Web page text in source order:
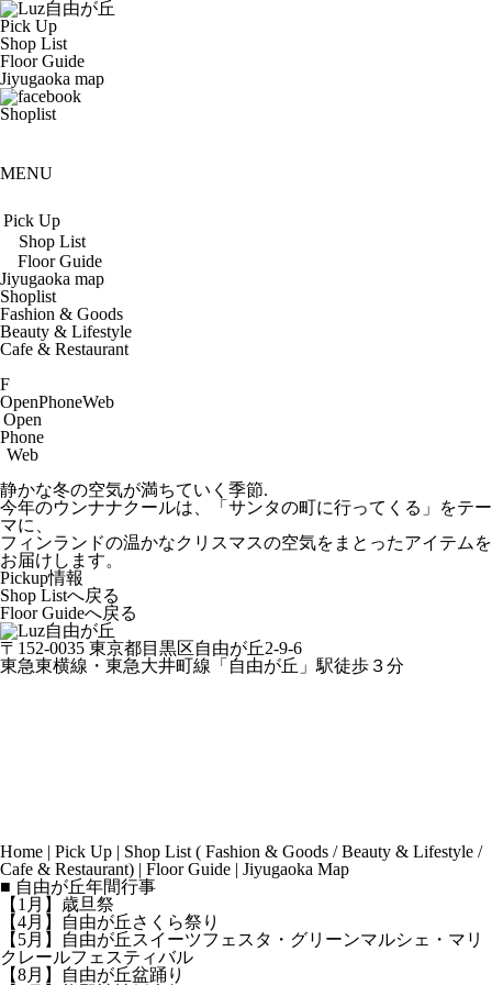
Pick Up
Shop List
Floor Guide
Jiyugaoka map
Shoplist
MENU
Pick Up
Shop List
Floor Guide
Jiyugaoka map
Shoplist
Fashion & Goods
Beauty & Lifestyle
Cafe & Restaurant
F
OpenPhoneWeb
Open
Phone
Web
静かな冬の空気が満ちていく季節.
今年のウンナナクールは、「サンタの町に行ってくる」をテー
マに、
フィンランドの温かなクリスマスの空気をまとったアイテムを
お届けします。
Pickup情報
Shop Listへ戻る
Floor Guideへ戻る
〒152-0035 東京都目黒区自由が丘2-9-6
東急東横線・東急大井町線「自由が丘」駅徒歩３分
Home | Pick Up | Shop List ( Fashion & Goods /Beauty & Lifestyle /
Cafe & Restaurant) | Floor Guide | Jiyugaoka Map
■ 自由が丘年間行事
【1月】歳旦祭
【4月】自由が丘さくら祭り
【5月】自由が丘スイーツフェスタ・グリーンマルシェ・マリ
クレールフェスティバル
【8月】自由が丘盆踊り